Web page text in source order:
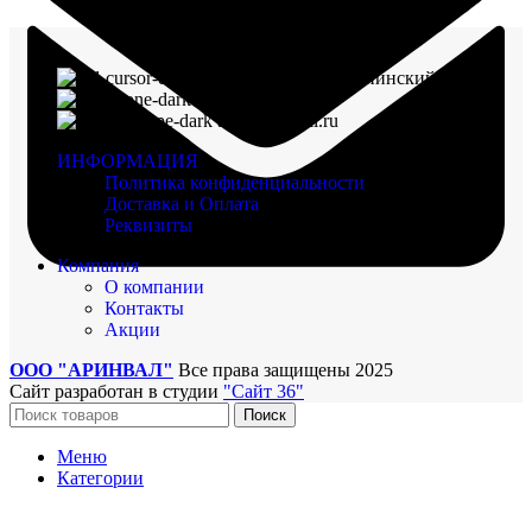
г. Воронеж, пр-кт Ленинский, д. 221
arinval@mail.ru
ИНФОРМАЦИЯ
Политика конфиденциальности
Доставка и Оплата
Реквизиты
Компания
О компании
Контакты
Акции
ООО "АРИНВАЛ" Все права защищены 2025
Сайт разработан в студии "Сайт 36"
Поиск
Меню
Категории